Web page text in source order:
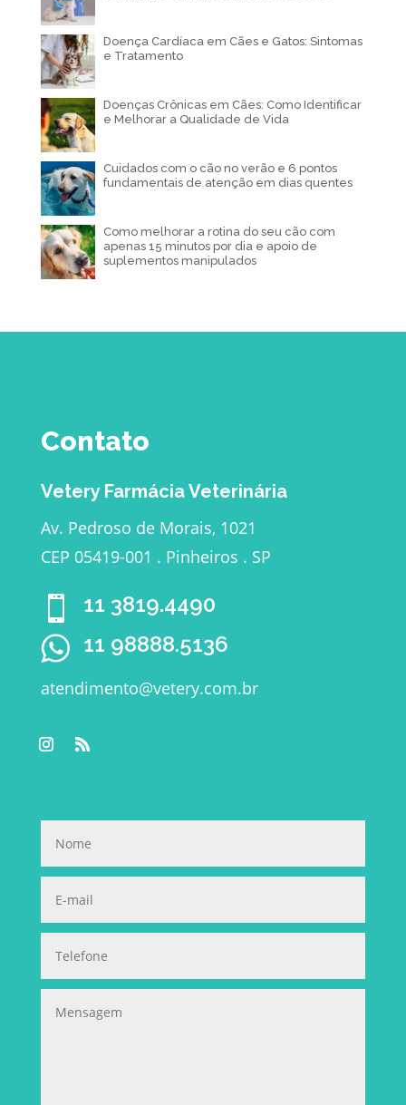
Doença Cardíaca em Cães e Gatos: Sintomas
e Tratamento
Doenças Crônicas em Cães: Como Identificar
e Melhorar a Qualidade de Vida
Cuidados com o cão no verão e 6 pontos
fundamentais de atenção em dias quentes
Como melhorar a rotina do seu cão com
apenas 15 minutos por dia e apoio de
suplementos manipulados
Contato
Vetery Farmácia Veterinária
Av. Pedroso de Morais, 1021
CEP 05419-001 . Pinheiros . SP

11 3819.4490
11 98888.5136
atendimento@vetery.com.br